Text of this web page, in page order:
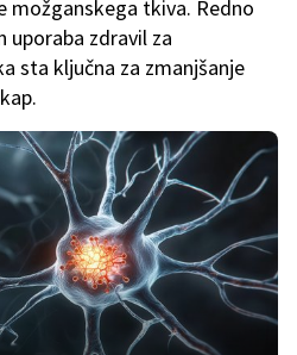
možganskega tkiva. Redno
uporaba zdravil za
sta ključna za zmanjšanje